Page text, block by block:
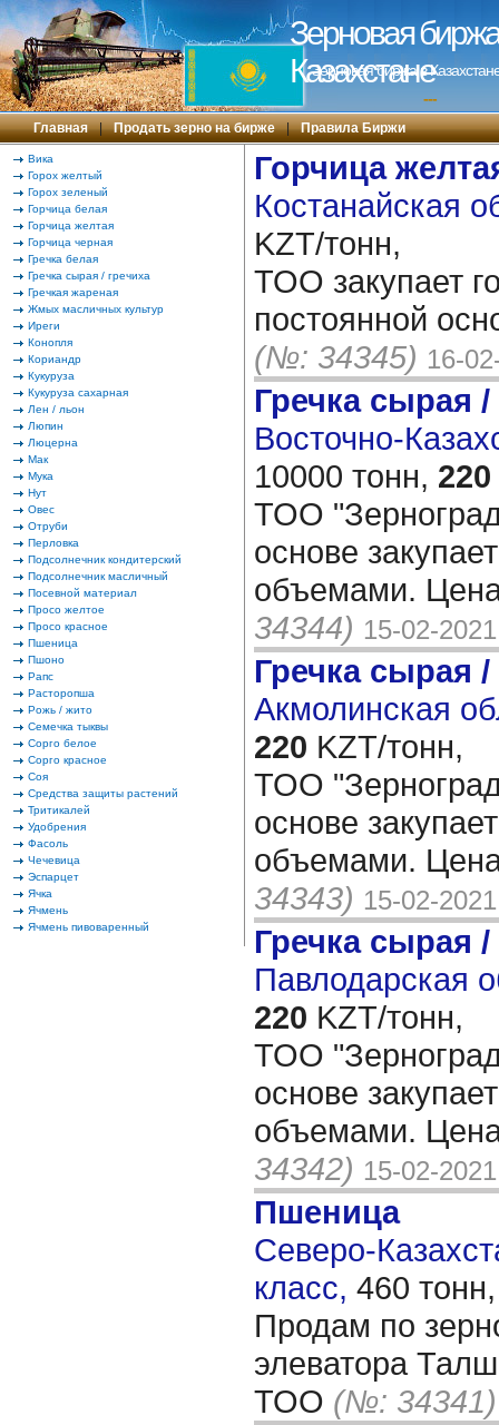
Зерновая
Казахстане
Зерновая биржа в
---
Главная | Продать зерно на бирже | Правила Биржи
Вика
Горох желтый
Горох зеленый
Горчица белая
Горчица желтая
Горчица черная
Гречка белая
Гречка сырая / гречиха
Гречкая жареная
Жмых масличных культур
Иреги
Конопля
Кориандр
Кукуруза
Кукуруза сахарная
Лен / льон
Люпин
Люцерна
Мак
Мука
Нут
Овес
Отруби
Перловка
Подсолнечник кондитерский
Подсолнечник масличный
Посевной материал
Просо желтое
Просо красное
Пшеница
Пшоно
Рапс
Расторопша
Рожь / жито
Семечка тыквы
Сорго белое
Сорго красное
Соя
Средства защиты растений
Тритикалей
Удобрения
Фасоль
Чечевица
Эспарцет
Ячка
Ячмень
Ячмень пивоваренный
Горчица
Костанайская
KZT/тонн,
ТОО закупает
постоянной
(№: 34345) 16-
Гречка сырая /
Восточно-
10000 тонн, 220
ТОО
основе
объемами.
34344) 15-02-2021
Гречка сырая /
Акмолинская
220 KZT/тонн,
ТОО
основе
объемами.
34343) 15-02-2021
Гречка сырая /
Павлодарская
220 KZT/тонн,
ТОО
основе
объемами.
34342) 15-02-2021
Пшеница
Северо-
класс, 460
Продам по
элеватора
ТОО (№: 34341)